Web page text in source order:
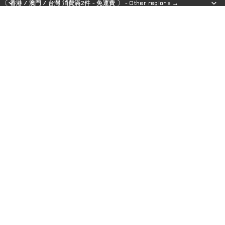
〔 香港 / 澳門 / 台灣 消費滿2件 - 免運費 〕 - Other regions →
〔 香港 / 澳門 / 台灣 消費滿2件 - 免運費 〕 - Other regions →